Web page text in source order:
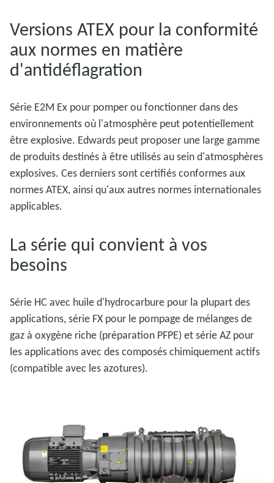
Versions ATEX pour la conformité
aux normes en matière
d'antidéflagration
Série E2M Ex pour pomper ou fonctionner dans des
environnements où l'atmosphère peut potentiellement
être explosive. Edwards peut proposer une large gamme
de produits destinés à être utilisés au sein d'atmosphères
explosives. Ces derniers sont certifiés conformes aux
normes ATEX, ainsi qu'aux autres normes internationales
applicables.
La série qui convient à vos
besoins
Série HC avec huile d'hydrocarbure pour la plupart des
applications, série FX pour le pompage de mélanges de
gaz à oxygène riche (préparation PFPE) et série AZ pour
les applications avec des composés chimiquement actifs
(compatible avec les azotures).